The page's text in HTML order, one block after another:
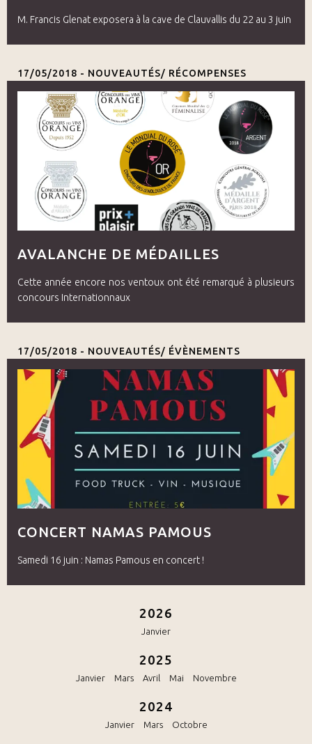
M. Francis Glenat exposera à la cave de Clauvallis du 22 au 3 juin
17/05/2018 - NOUVEAUTÉS/ RÉCOMPENSES
AVALANCHE DE MÉDAILLES
Cette année encore nos ventoux ont été remarqué à plusieurs
concours Internationnaux
17/05/2018 - NOUVEAUTÉS/ ÉVÈNEMENTS
CONCERT NAMAS PAMOUS
Samedi 16 juin : Namas Pamous en concert !
2026
Janvier
2025
Janvier Mars Avril Mai Novembre
2024
Janvier Mars Octobre